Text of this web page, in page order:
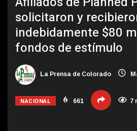
solicitaron y
indebidamente $80
fondos de estímulo
La Prensa de Colorado
NACIONAL 661 7